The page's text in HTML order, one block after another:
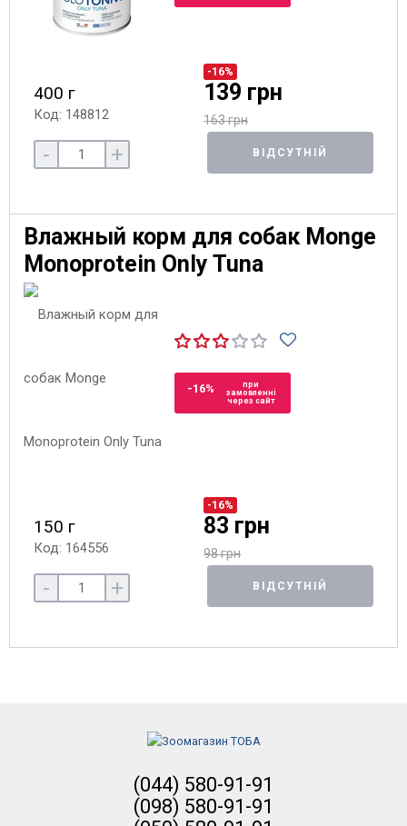
400 г
Код: 148812
-16%
139 грн
163 грн
- + ВІДСУТНІЙ
Влажный корм для собак Monge
Monoprotein Only Tuna
-16%
при
замовленні
через сайт
150 г
Код: 164556
-16%
83 грн
98 грн
- + ВІДСУТНІЙ
(044) 580-91-91
(098) 580-91-91